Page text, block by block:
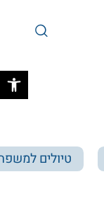
טיולים